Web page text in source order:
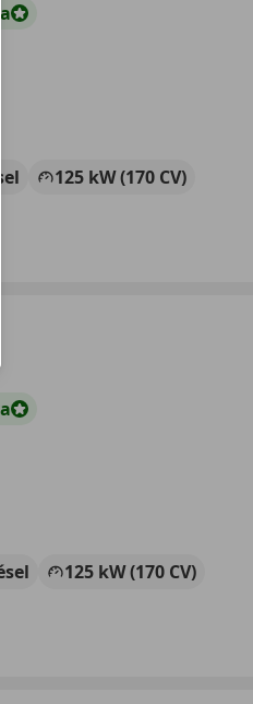
125 kW (170 CV)
125 kW (170 CV)